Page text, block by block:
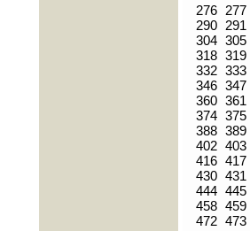
276
277
290
291
304 305
318 319
332 333
346 347
360 361
374 375
388 389
402 403
416 417
430 431
444 445
458 459
472 473